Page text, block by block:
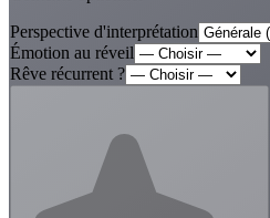
Perspective d'interprétation
Émotion au réveil
Rêve récurrent ?